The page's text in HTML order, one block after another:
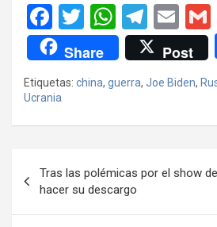
F
a
ce
b
o
k
T
wi
tt
er
W
h
at
s
A
p
T
el
e
gr
a
E
m
ail
Share Post
Etiquetas: china, guerra, Joe Biden,
Ucrania
de
entradas
Tras las polémicas por el show
hacer su descargo